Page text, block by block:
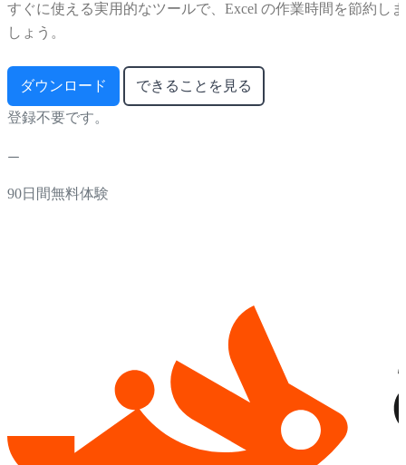
すぐに使える実用的なツールで、Excel の作業時間を節約しま
しょう。
ダウンロード できることを見る
登録不要です。
90日間無料体験